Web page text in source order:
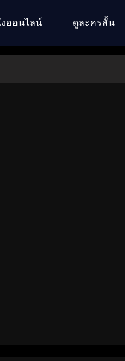
ออนไลน์ ดูละครสั้น